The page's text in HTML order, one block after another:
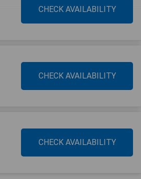
CHECK AVAILABILITY
CHECK AVAILABILITY
CHECK AVAILABILITY